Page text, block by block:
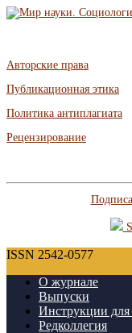
Авторские права
Публикационная этика
Политика антиплагиата
Рецензирование
ISSN 2542-0577
О журнале
Выпуски
Инструкции для
Редколлегия